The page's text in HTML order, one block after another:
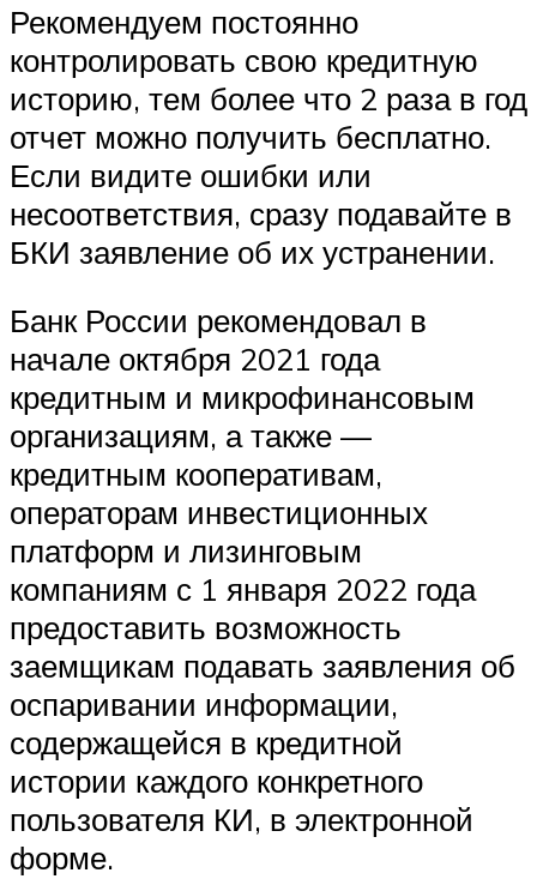
Рекомендуем постоянно
контролировать свою кредитную
историю, тем более что 2 раза в год
отчет можно получить бесплатно.
Если видите ошибки или
несоответствия, сразу подавайте в
БКИ заявление об их устранении.
Банк России рекомендовал в
начале октября 2021 года
кредитным и микрофинансовым
организациям, а также —
кредитным кооперативам,
операторам инвестиционных
платформ и лизинговым
компаниям с 1 января 2022 года
предоставить возможность
заемщикам подавать заявления об
оспаривании информации,
содержащейся в кредитной
истории каждого конкретного
пользователя КИ, в электронной
форме.